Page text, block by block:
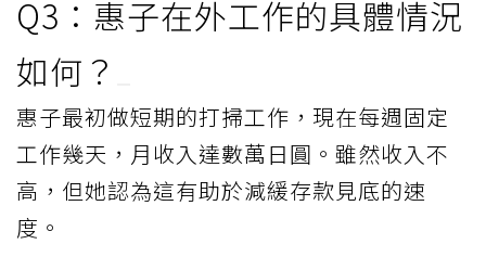
Q3：惠子在外工作的具體情況
如何？
惠子最初做短期的打掃工作，現在每週固定
工作幾天，月收入達數萬日圓。雖然收入不
高，但她認為這有助於減緩存款見底的速
度。